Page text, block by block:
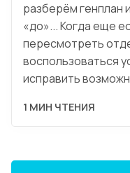
разберём генплан
«до»... Когда еще
пересмотреть
воспользоваться
исправить
1 МИН ЧТЕНИЯ